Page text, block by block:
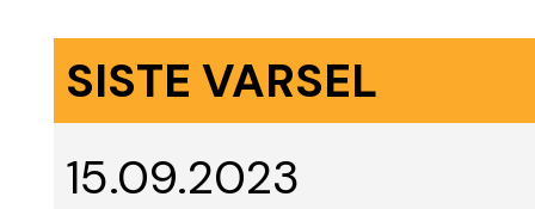
SISTE VARSEL
15.09.2023